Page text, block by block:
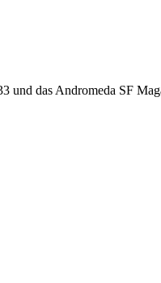
und das Andromeda SF